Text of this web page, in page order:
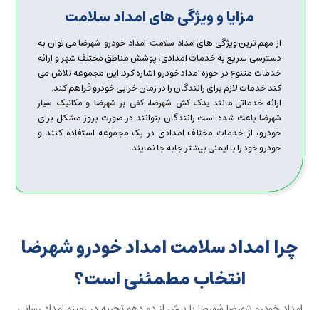
مزایا و ویژگی های امداد سلامت
از مهم ترین ویژگی های امداد سلامت امداد خودرو شهرضامی توان به
دسترسی سریع به خدمات امدادی، پوشش مناطق مختلف شهر و ارائه
خدمات متنوع در حوزه امداد خودرو اشاره کرد. این مجموعه تلاش می
کند خدمات لازم برای رانندگان را در زمان خرابی خودرو فراهم کند.
ارائه خدماتی مانند یدک کش شهرضا، کفی بر شهرضا و مکانیک سیار
شهرضا باعث شده است رانندگان بتوانند در صورت بروز مشکل برای
خودرو، از خدمات مختلف امدادی در یک مجموعه استفاده کنند و
خودرو خود را با ایمنی بیشتر جابه جا نمایند.
چرا امداد سلامت امداد خودرو شهرضا
انتخاب مطمئنی است؟